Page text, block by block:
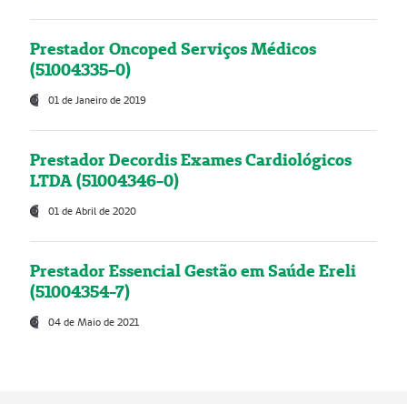
Prestador Oncoped Serviços Médicos
(51004335-0)
01 de Janeiro de 2019
Prestador Decordis Exames Cardiológicos
LTDA (51004346-0)
01 de Abril de 2020
Prestador Essencial Gestão em Saúde Ereli
(51004354-7)
04 de Maio de 2021